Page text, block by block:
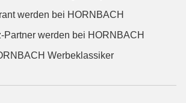
werden bei HORNBACH
Partner werden bei HORNBACH
Werbeklassiker